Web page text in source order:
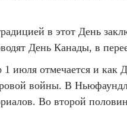
в этот День
День Канады, в
июля отмечается и как
войны. В
Во второй